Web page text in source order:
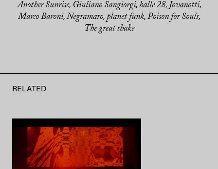
Another Sunrise, Giuliano Sangiorgi, halle 28, Jovanotti,
Marco Baroni,Negramaro, planet funk, Poison for Souls,
The great shake
RELATED